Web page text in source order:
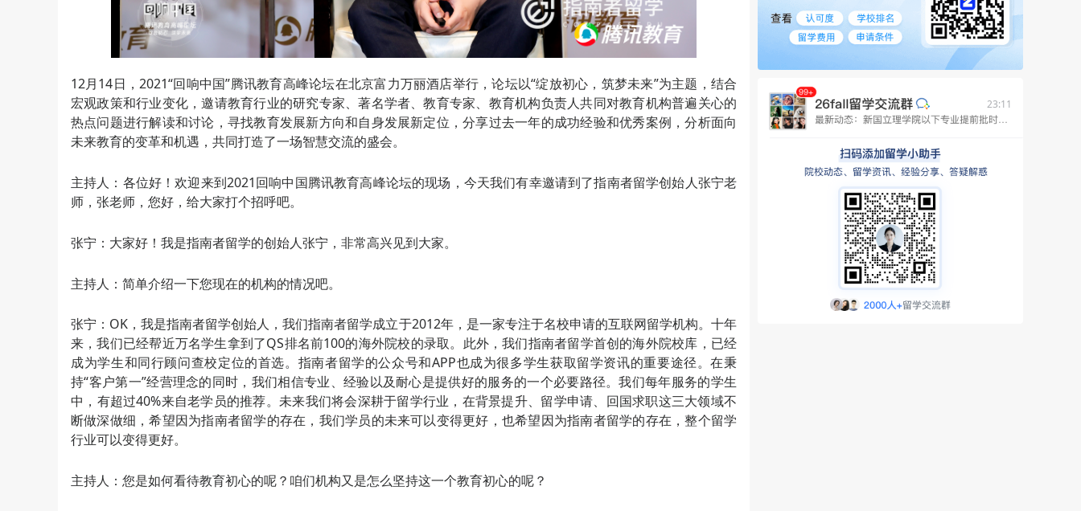
12月14日，2021“回响中国”腾讯教育高峰论坛在北京富力万丽酒店举行，论坛以“绽放初心，筑梦未来”为主题，结合
宏观政策和行业变化，邀请教育行业的研究专家、著名学者、教育专家、教育机构负责人共同对教育机构普遍关心的
热点问题进行解读和讨论，寻找教育发展新方向和自身发展新定位，分享过去一年的成功经验和优秀案例，分析面向
未来教育的变革和机遇，共同打造了一场智慧交流的盛会。
主持人：各位好！欢迎来到2021回响中国腾讯教育高峰论坛的现场，今天我们有幸邀请到了指南者留学创始人张宁老
师，张老师，您好，给大家打个招呼吧。
张宁：大家好！我是指南者留学的创始人张宁，非常高兴见到大家。
主持人：简单介绍一下您现在的机构的情况吧。
张宁：OK，我是指南者留学创始人，我们指南者留学成立于2012年，是一家专注于名校申请的互联网留学机构。十年
来，我们已经帮近万名学生拿到了QS排名前100的海外院校的录取。此外，我们指南者留学首创的海外院校库，已经
成为学生和同行顾问查校定位的首选。指南者留学的公众号和APP也成为很多学生获取留学资讯的重要途径。在秉
持“客户第一”经营理念的同时，我们相信专业、经验以及耐心是提供好的服务的一个必要路径。我们每年服务的学生
中，有超过40%来自老学员的推荐。未来我们将会深耕于留学行业，在背景提升、留学申请、回国求职这三大领域不
断做深做细，希望因为指南者留学的存在，我们学员的未来可以变得更好，也希望因为指南者留学的存在，整个留学
行业可以变得更好。
主持人：您是如何看待教育初心的呢？咱们机构又是怎么坚持这一个教育初心的呢？
23:11